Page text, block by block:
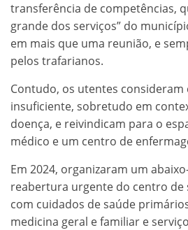
transferência de competências,
grande dos serviços” do
em mais que uma reunião, e
pelos trafarianos.
Contudo, os utentes consideram
insuficiente, sobretudo em
doença, e reivindicam para o
médico e um centro de
Em 2024, organizaram um
reabertura urgente do centro de
com cuidados de saúde
medicina geral e familiar e